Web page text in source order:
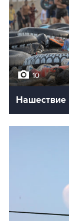
10
Нашествие